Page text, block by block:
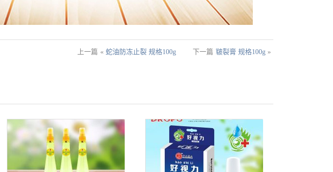
上一篇 « 蛇油防冻止裂 规格100g 下一篇 皲裂膏 规格100g »